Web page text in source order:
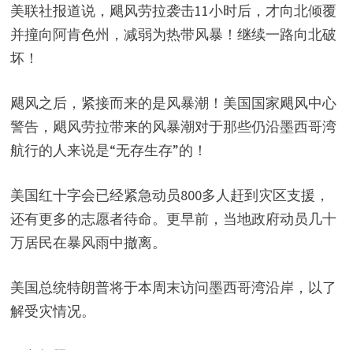
美联社报道说，飓风劳拉袭击11小时后，才向北倾覆
并撞向阿肯色州，减弱为热带风暴！继续一路向北破
坏！
飓风之后，紧接而来的是风暴潮！美国国家飓风中心
警告，飓风劳拉带来的风暴潮对于那些仍沿墨西哥湾
航行的人来说是“无存生存”的！
美国红十字会已经紧急动员800多人赶到灾区支援，
还有更多的志愿者待命。更早前，当地政府动员几十
万居民在暴风雨中撤离。
美国总统特朗普将于本周末访问墨西哥湾沿岸，以了
解受灾情况。